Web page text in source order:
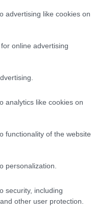
advertising like cookies on
online advertising
analytics like cookies on
functionality of the website
personalization.
security, including
other user protection.
ognuna
di spazi,
a dimore
un luogo
il
il pubblico
storie